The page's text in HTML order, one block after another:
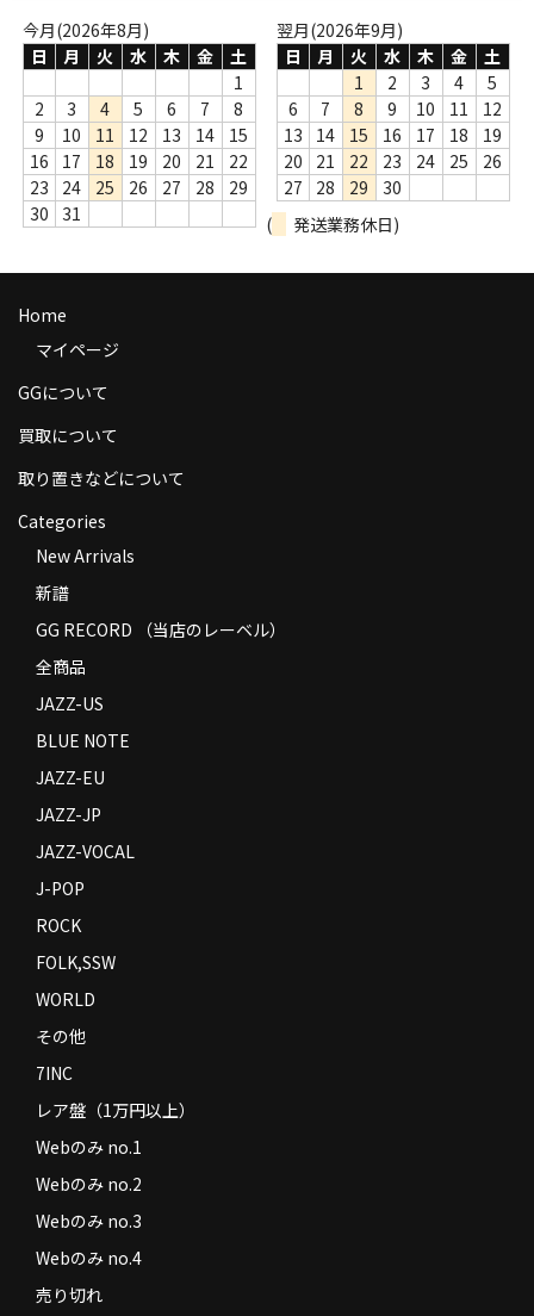
Contact
今月(2026年8月)
日
月 火 水 木 金
土
1
2
3 4 5 6 7
8
9
10 11 12 13 14
15
16
17 18 19 20 21
22
23
24 25 26 27 28
29
30
31
翌月(2026年9月)
日
月 火 水 木 金
土
1
2 3 4
5
6
7 8 9 10 11
12
13
14 15 16 17 18
19
20
21 22 23 24 25
26
27
28 29
30
(
発送業務休日)
Home
マイページ
GGについて
買取について
取り置きなどについて
Categories
New Arrivals
新譜
GG RECORD （当店のレーベル）
全商品
JAZZ-US
BLUE NOTE
JAZZ-EU
JAZZ-JP
JAZZ-VOCAL
J-POP
ROCK
FOLK,SSW
WORLD
その他
7INC
レア盤（1万円以上）
Webのみ no.1
Webのみ no.2
Webのみ no.3
Webのみ no.4
売り切れ